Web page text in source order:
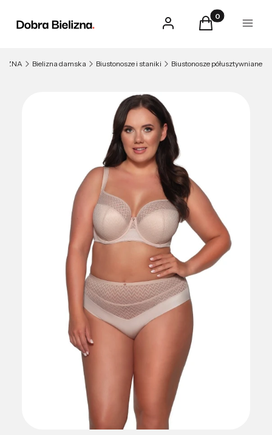
Zaloguj sięProdukty w
Koszyk Menu
Bielizna damska Biustonosze i staniki Biustonosze półusztywniane